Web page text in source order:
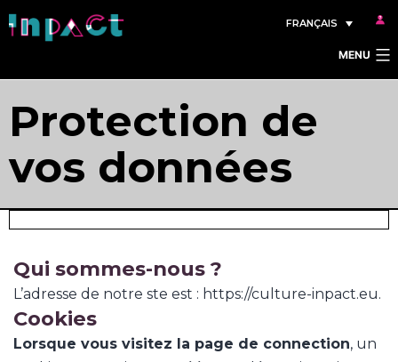
Aller
au
FRANÇAIS
MENU
Protection de
vos données
Qui sommes-nous ?
L’adresse de notre ste est : https://culture-inpact.eu.
Cookies
Lorsque vous visitez la page de connection, un